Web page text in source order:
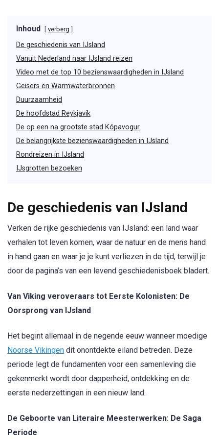
Inhoud verberg
De geschiedenis van IJsland
Vanuit Nederland naar IJsland reizen
Video met de top 10 bezienswaardigheden in IJsland
Geisers en Warmwaterbronnen
Duurzaamheid
De hoofdstad Reykjavík
De op een na grootste stad Kópavogur
De belangrijkste bezienswaardigheden in IJsland
Rondreizen in IJsland
IJsgrotten bezoeken
De geschiedenis van IJsland
Verken de rijke geschiedenis van IJsland: een land waar
verhalen tot leven komen, waar de natuur en de mens hand
in hand gaan en waar je je kunt verliezen in de tijd, terwijl je
door de pagina’s van een levend geschiedenisboek bladert.
Van Viking veroveraars tot Eerste Kolonisten: De
Oorsprong van IJsland
Het begint allemaal in de negende eeuw wanneer moedige
Noorse Vikingen dit onontdekte eiland betreden. Deze
periode legt de fundamenten voor een samenleving die
gekenmerkt wordt door dapperheid, ontdekking en de
eerste nederzettingen in een nieuw land.
De Geboorte van Literaire Meesterwerken: De Saga
Periode